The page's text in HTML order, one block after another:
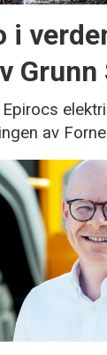
i
Grunn
Epirocs
av